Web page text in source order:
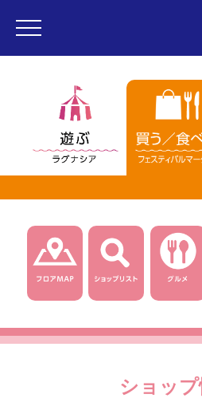
・フェスティバルマーケット
・変なホテル ラグーナテンボス
フェスティバル
・インフォメーション
・営業時
・団体予約
ショップ